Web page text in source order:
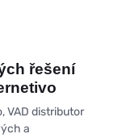
řešení
VAD distributor
a